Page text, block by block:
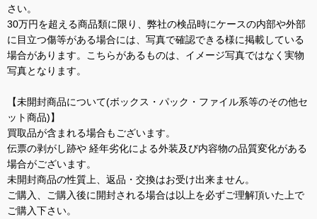
さい。
30万円を超える商品類に限り、弊社の検品時にケースの内部や外部
に目立つ傷等がある場合には、写真で確認できる様に掲載している
場合があります。こちらがあるものは、イメージ写真ではなく実物
写真となります。
【未開封商品について(ボックス・パック・ファイル系等のその他セ
ット商品)】
買取品が含まれる場合もございます。
伝票の剥がし跡や 経年劣化による外装及び内容物の品質変化がある
場合がございます。
未開封商品の性質上、返品・交換はお受け出来ません。
ご購入、ご購入後に開封される場合は以上を必ずご理解頂いた上で
ご購入下さい。